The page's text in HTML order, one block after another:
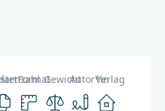
FormatGewichtAutor*inVerlag